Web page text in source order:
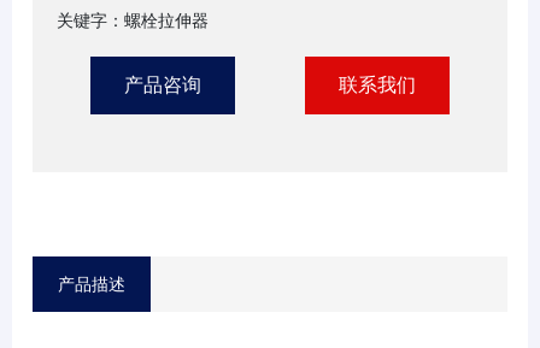
关键字：螺栓拉伸器
产品咨询 联系我们
产品描述